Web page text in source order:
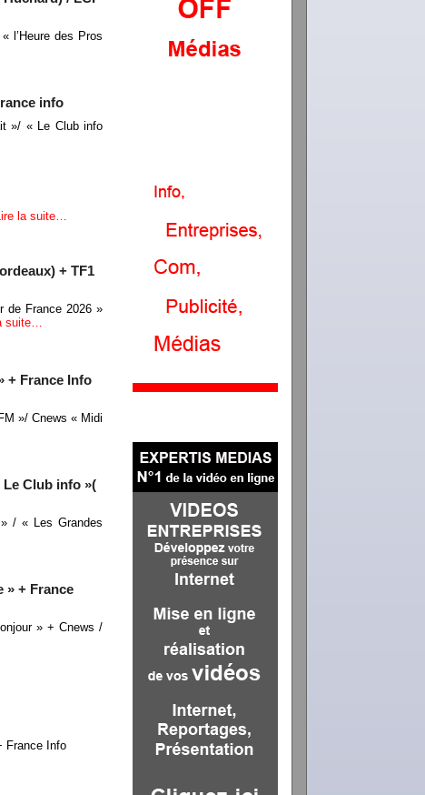
l’Heure des Pros
info
»/ « Le Club info
la suite…
+ TF1
de France 2026 »
suite…
+ France Info
»/ Cnews « Midi
Le Club info »(
/ « Les Grandes
» + France
» + Cnews /
France Info